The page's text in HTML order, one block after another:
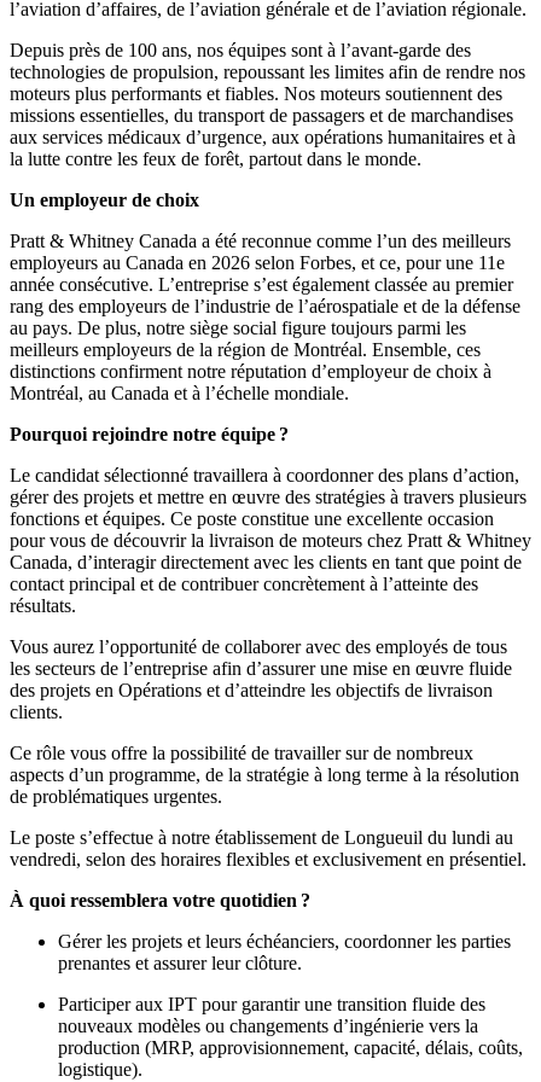
l’aviation d’affaires, de l’aviation générale et de l’aviation régionale.
Depuis près de 100 ans, nos équipes sont à l’avant-garde des
technologies de propulsion, repoussant les limites afin de rendre nos
moteurs plus performants et fiables. Nos moteurs soutiennent des
missions essentielles, du transport de passagers et de marchandises
aux services médicaux d’urgence, aux opérations humanitaires et à
la lutte contre les feux de forêt, partout dans le monde.
Un employeur de choix
Pratt & Whitney Canada a été reconnue comme l’un des meilleurs
employeurs au Canada en 2026 selon Forbes, et ce, pour une 11e
année consécutive. L’entreprise s’est également classée au premier
rang des employeurs de l’industrie de l’aérospatiale et de la défense
au pays. De plus, notre siège social figure toujours parmi les
meilleurs employeurs de la région de Montréal. Ensemble, ces
distinctions confirment notre réputation d’employeur de choix à
Montréal, au Canada et à l’échelle mondiale.
Pourquoi rejoindre notre équipe ?
Le candidat sélectionné travaillera à coordonner des plans d’action,
gérer des projets et mettre en œuvre des stratégies à travers plusieurs
fonctions et équipes. Ce poste constitue une excellente occasion
pour vous de découvrir la livraison de moteurs chez Pratt & Whitney
Canada, d’interagir directement avec les clients en tant que point de
contact principal et de contribuer concrètement à l’atteinte des
résultats.
Vous aurez l’opportunité de collaborer avec des employés de tous
les secteurs de l’entreprise afin d’assurer une mise en œuvre fluide
des projets en Opérations et d’atteindre les objectifs de livraison
clients.
Ce rôle vous offre la possibilité de travailler sur de nombreux
aspects d’un programme, de la stratégie à long terme à la résolution
de problématiques urgentes.
Le poste s’effectue à notre établissement de Longueuil du lundi au
vendredi, selon des horaires flexibles et exclusivement en présentiel.
À quoi ressemblera votre quotidien ?
Gérer les projets et leurs échéanciers, coordonner les parties
prenantes et assurer leur clôture.
Participer aux IPT pour garantir une transition fluide des
nouveaux modèles ou changements d’ingénierie vers la
production (MRP, approvisionnement, capacité, délais, coûts,
logistique).